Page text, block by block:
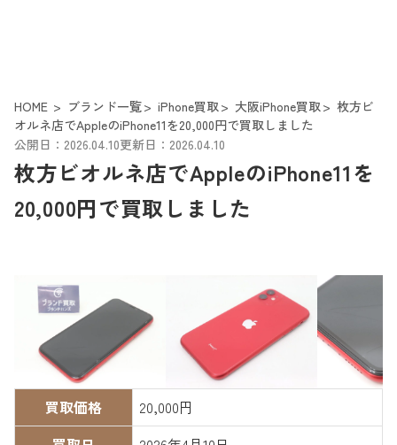
HOME ブランド一覧 iPhone買取 大阪iPhone買取
枚方ビ
オルネ店でAppleのiPhone11を20,000円で買取しました
公開日：2026.04.10更新日：2026.04.10
枚方ビオルネ店でAppleのiPhone11を
20,000円で買取しました
買取価格
20,000円